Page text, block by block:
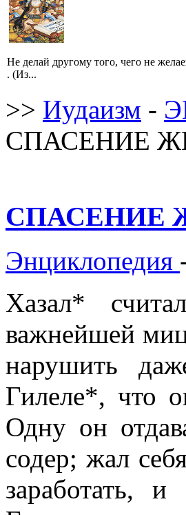
Не делай другому того, чего не
. (Из...
>> Иудаизм -
СПАСЕНИЕ
СПАСЕНИЕ
Энциклопедия
Хазал*
важнейшей
нарушить
Гилеле*, что
Одну он
содер; жал
заработать,